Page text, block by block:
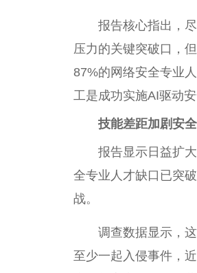
报告核心指出，
压力的关键突破口，
87%的网络安全专业
工是成功实施AI驱动
技能差距加剧安
报告显示日益扩
全专业人才缺口已突
战。
调查数据显示，
至少一起入侵事件，